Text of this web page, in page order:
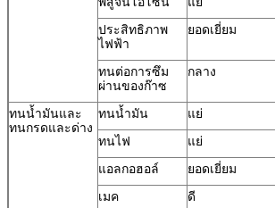
ประสิทธิภาพ
ไฟฟ้า
ยอดเยี่ยม
ทนต่อการซึม
ผ่านของก๊าซ
กลาง
ทนน้ำมันและ
ทนกรดและด่าง
ทนน้ำมัน แย่
ทนไฟ
แย่
แอลกอฮอล์
ยอดเยี่ยม
เมค
ดี